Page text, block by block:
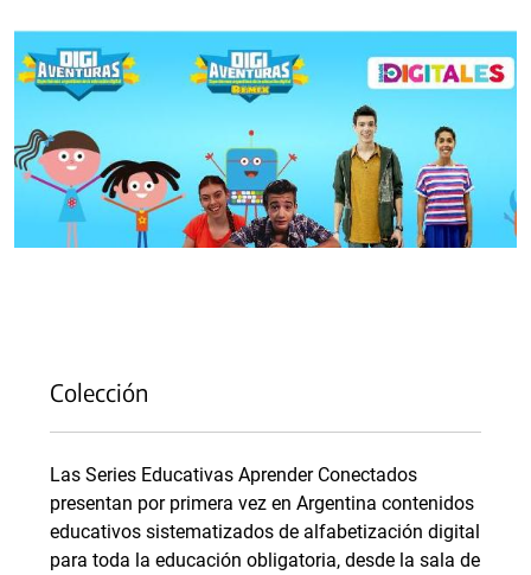
Colección
Las Series Educativas Aprender Conectados
presentan por primera vez en Argentina contenidos
educativos sistematizados de alfabetización digital
para toda la educación obligatoria, desde la sala de